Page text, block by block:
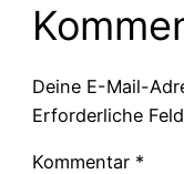
Deine E-Mail-
Erforderliche
Kommentar *